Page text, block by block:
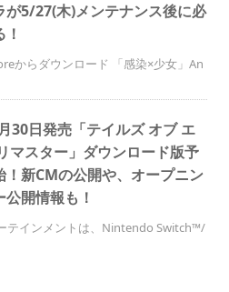
が5/27(木)メンテナンス後に必
からダウンロード 「感染×少女」An
30日発売「テイルズ オブ エ
マスター」ダウンロード版予
！新CMの公開や、オープニン
開情報も！
テインメントは、Nintendo Switch™/